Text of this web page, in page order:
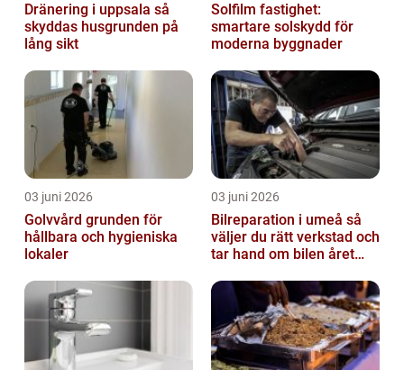
Dränering i uppsala så
skyddas husgrunden på
lång sikt
Solfilm fastighet:
smartare solskydd för
moderna byggnader
03 juni 2026
Golvvård grunden för
hållbara och hygieniska
lokaler
03 juni 2026
Bilreparation i umeå så
väljer du rätt verkstad och
tar hand om bilen året